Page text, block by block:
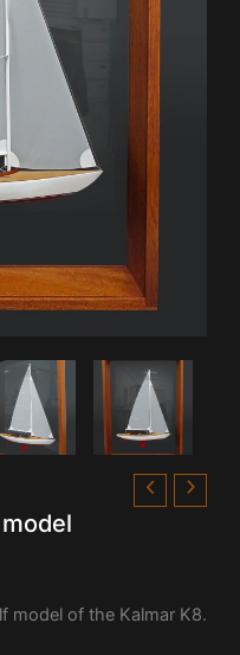
model of the Kalmar K8.